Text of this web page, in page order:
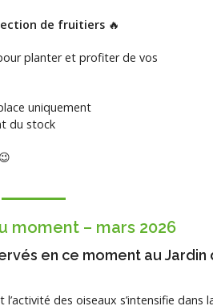
de fruitiers 🔥
planter et profiter de vos
uniquement
du stock
moment – mars 2026
en ce moment au Jardin
des oiseaux s’intensifie dans